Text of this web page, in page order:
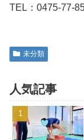
TEL：0475-77-
未分類
人気記事